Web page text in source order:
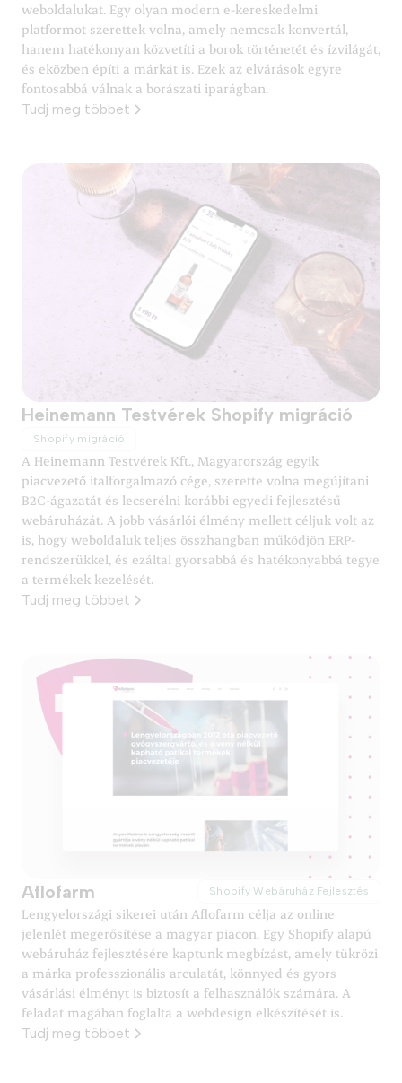
weboldalukat. Egy olyan modern e-kereskedelmi
platformot szerettek volna, amely nemcsak konvertál,
hanem hatékonyan közvetíti a borok történetét és ízvilágát,
és eközben építi a márkát is. Ezek az elvárások egyre
fontosabbá válnak a borászati iparágban.
Tudj meg többet
Heinemann Testvérek Shopify migráció
Shopify migráció
A Heinemann Testvérek Kft., Magyarország egyik
piacvezető italforgalmazó cége, szerette volna megújítani
B2C-ágazatát és lecserélni korábbi egyedi fejlesztésű
webáruházát. A jobb vásárlói élmény mellett céljuk volt az
is, hogy weboldaluk teljes összhangban működjön ERP-
rendszerükkel, és ezáltal gyorsabbá és hatékonyabbá tegye
a termékek kezelését.
Tudj meg többet
Aflofarm Shopify Webáruház Fejlesztés
Lengyelországi sikerei után Aflofarm célja az online
jelenlét megerősítése a magyar piacon. Egy Shopify alapú
webáruház fejlesztésére kaptunk megbízást, amely tükrözi
a márka professzionális arculatát, könnyed és gyors
vásárlási élményt is biztosít a felhasználók számára. A
feladat magában foglalta a webdesign elkészítését is.
Tudj meg többet